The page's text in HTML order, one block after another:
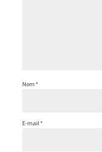
Nom *
E-mail *